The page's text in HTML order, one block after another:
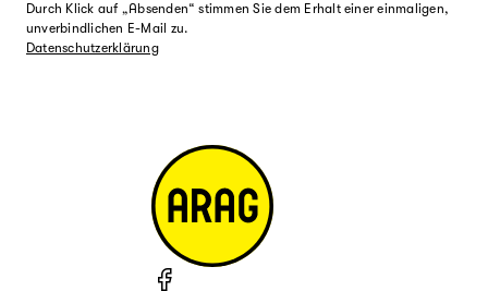
Durch Klick auf „Absenden“ stimmen Sie dem Erhalt einer einmaligen,
unverbindlichen E-Mail zu.
Datenschutzerklärung